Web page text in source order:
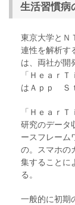
生活習慣病
東京大学とＮ
連性を解析す
は、両社が開
「Ｈｅａｒ
はＡｐｐ Ｓ
「Ｈｅａｒ
研究のデータ
ースフレーム
の。スマホの
集することに
る。
一般的に初期